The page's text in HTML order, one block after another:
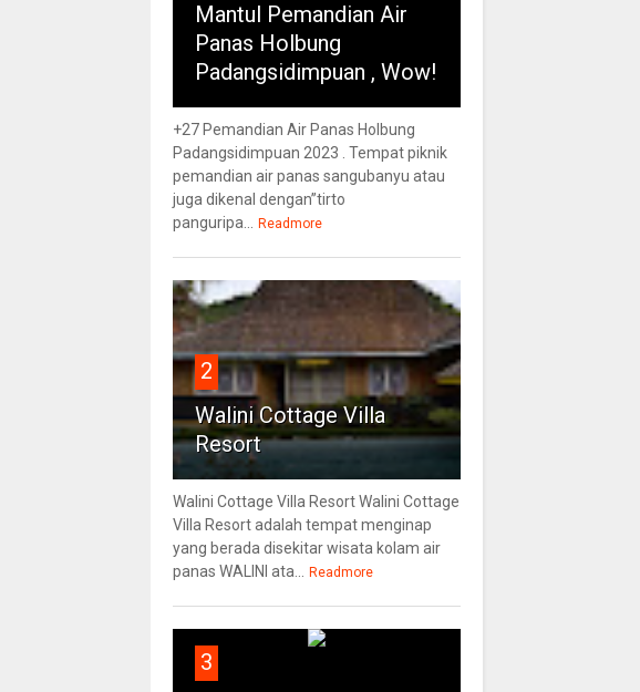
Mantul Pemandian Air
Panas Holbung
Padangsidimpuan , Wow!
+27 Pemandian Air Panas Holbung
Padangsidimpuan 2023 . Tempat piknik
pemandian air panas sangubanyu atau
juga dikenal dengan”tirto
panguripa... Readmore
2
Walini Cottage Villa
Resort
Walini Cottage Villa Resort Walini Cottage
Villa Resort adalah tempat menginap
yang berada disekitar wisata kolam air
panas WALINI ata... Readmore
3